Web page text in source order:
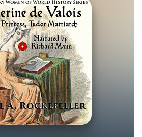
audiolibros: «Catalina de Valois»
y el Samán» y «Canciones de
de defender a los animales
relacionadas, Laurel A.
apasionada dedicada a
histórica en todo el mundo,
que respecta a los logros de las
libre, Laurel disfruta de la
de viajar a lugares históricos y